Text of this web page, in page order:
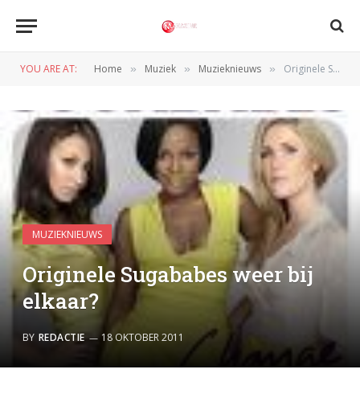
YOU ARE AT: Home » Muziek » Muzieknieuws » Originele Sugababes weer bij elkaar?
MUZIEKNIEUWS
Originele Sugababes weer bij
elkaar?
BY REDACTIE 18 OKTOBER 2011